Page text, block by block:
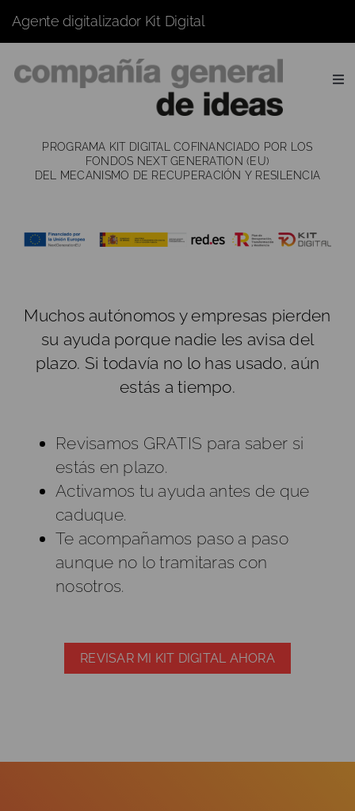
contenido
Agente digitalizador Kit Digital
QUÉ HACEMOS
PARA
QUIÉN
PROGRAMA KIT DIGITAL COFINANCIADO POR LOS
FONDOS NEXT GENERATION (EU)
DEL MECANISMO DE RECUPERACIÓN Y RESILENCIA
Muchos autónomos y empresas pierden
su ayuda porque nadie les avisa del
plazo. Si todavía no lo has usado, aún
estás a tiempo.
Revisamos GRATIS para saber si
estás en plazo.
Activamos tu ayuda antes de que
caduque.
Te acompañamos paso a paso
aunque no lo tramitaras con
nosotros.
REVISAR MI KIT DIGITAL AHORA